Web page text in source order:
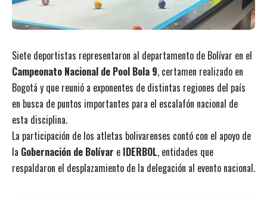
Siete deportistas representaron al departamento de Bolívar en el
Campeonato Nacional de Pool Bola 9, certamen realizado en
Bogotá y que reunió a exponentes de distintas regiones del país
en busca de puntos importantes para el escalafón nacional de
esta disciplina.
La participación de los atletas bolivarenses contó con el apoyo de
la Gobernación de Bolívar e IDERBOL, entidades que
respaldaron el desplazamiento de la delegación al evento nacional.